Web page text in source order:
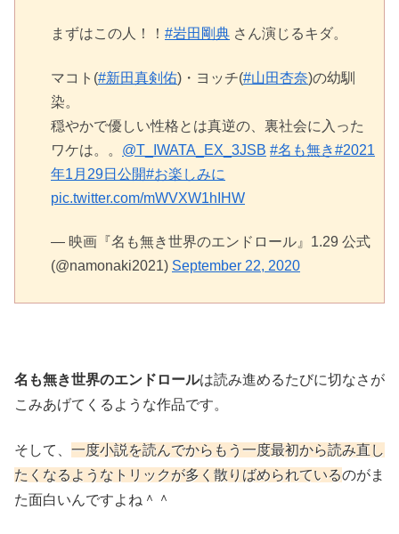
まずはこの人！！ #岩田剛典 さん演じるキダ。
マコト(#新田真剣佑)・ヨッチ(#山田杏奈)の幼馴
染。
穏やかで優しい性格とは真逆の、裏社会に入った
ワケは。。 @T_IWATA_EX_3JSB #名も無き#2021
年1月29日公開#お楽しみに
pic.twitter.com/mWVXW1hIHW
— 映画『名も無き世界のエンドロール』1.29 公式
(@namonaki2021) September 22, 2020
名も無き世界のエンドロールは読み進めるたびに切なさが
こみあげてくるような作品です。
そして、 一度小説を読んでからもう一度最初から読み直し
たくなるようなトリックが多く散りばめられているのがま
た面白いんですよね＾＾